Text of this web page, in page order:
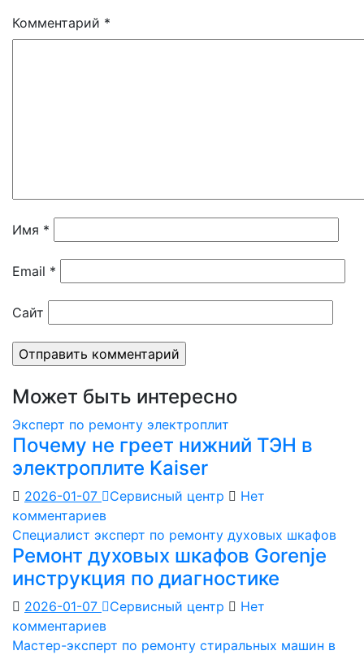
Комментарий *
Имя *
Email *
Сайт
Может быть интересно
Эксперт по ремонту электроплит
Почему не греет нижний ТЭН в
электроплите Kaiser
2026-01-07 Сервисный центр
Нет
комментариев
Специалист эксперт по ремонту духовых шкафов
Ремонт духовых шкафов Gorenje
инструкция по диагностике
2026-01-07 Сервисный центр
Нет
комментариев
Мастер-эксперт по ремонту стиральных машин в